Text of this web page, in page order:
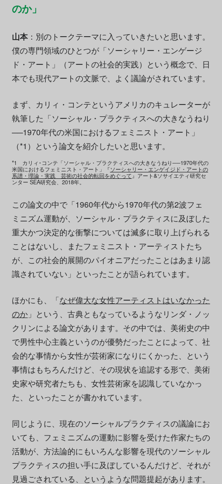
のか」
山本：別のトークテーマに入っていきたいと思います。
僕の専門領域のひとつが「ソーシャリー・エンゲージ
ド・アート」（アートの社会的実践）という概念で、日
本でも現代アートの文脈で、よく議論がされています。
まず、カリィ・コンテというアメリカのキュレーターが
執筆した「ソーシャル・プラクティスへの大きなうねり
──1970年代の米国におけるフェミニスト・アート」
（*1）という論文を紹介したいと思います。
*1 カリィ･コンテ「ソーシャル・プラクティスへの大きなうねり──1970年代の
米国におけるフェミニスト・アート」『ソーシャリー・エンゲイジド・アートの
系譜・理論・実践 芸術の社会的転回をめぐって 』アート&ソサイエティ研究セ
ンター SEA研究会、2018年。
この論文の中で「1960年代から1970年代の第2波フェ
ミニズム運動が、ソーシャル・プラクティスに及ぼした
重大かつ決定的な衝撃については滅多に取り上げられる
ことはないし、またフェミニスト・アーティストたち
が、この社会的展開のパイオニアだったことはあまり認
識されていない」といったことが語られています。
ほかにも、「なぜ偉大な女性アーティストはいなかった
のか」という、古典ともなっているようなリンダ・ノッ
クリンによる論文があります。その中では、美術史の中
で男性中心主義というのが優勢だったことによって、社
会的な事情から女性が芸術家になりにくかった、という
事情はもちろんだけど、その現状を追認する形で、美術
史家や研究者たちも、女性芸術家を認識していなかっ
た、といったことが書かれています。
同じように、現在のソーシャルプラクティスの議論にお
いても、フェミニズムの運動に影響を受けた作家たちの
活動が、方法論的にもいろんな影響を現代のソーシャル
プラクティスの担い手に及ぼしているんだけど、それが
見過ごされている、というような問題提起があります。